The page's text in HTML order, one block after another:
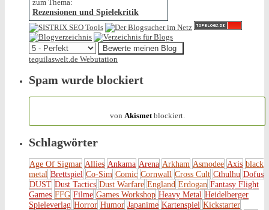
zum Thema:
Rezensionen und Spielekritik
tequilaswelt.de Webutation
Spam wurde blockiert
von Akismetblockiert.
Schlagwörter
Age Of Sigmar Allies Ankama Arena Arkham Asmodee Axis black
metal Brettspiel Co-Sim Comic Cornwall Cross Cult Cthulhu Dofus
DUST Dust Tactics Dust Warfare England Erdogan Fantasy Flight
Games FFG Filme Games Workshop Heavy Metal Heidelberger
Spieleverlag Horror Humor Japanime Kartenspiel Kickstarter